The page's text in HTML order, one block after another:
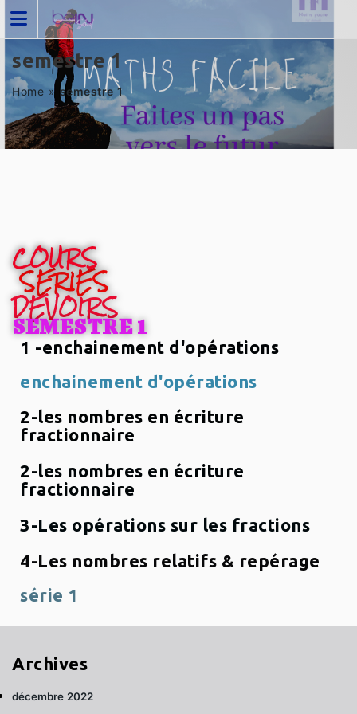
semestre 1
Home » semestre 1
COURS
SERIES
DEVOIRS
SEMESTRE 1
1 -enchainement d'opérations
enchainement d'opérations
2-les nombres en écriture
fractionnaire
2-les nombres en écriture
fractionnaire
3-Les opérations sur les fractions
4-Les nombres relatifs & repérage
série 1
Archives
décembre 2022